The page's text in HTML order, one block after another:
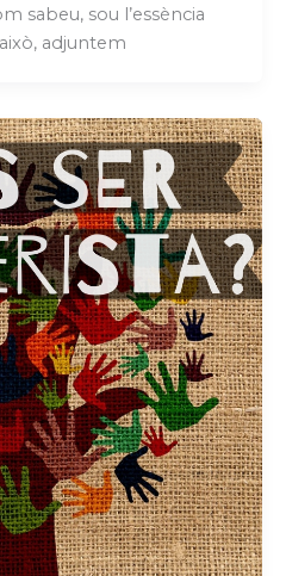
sabeu, sou l’essència
adjuntem